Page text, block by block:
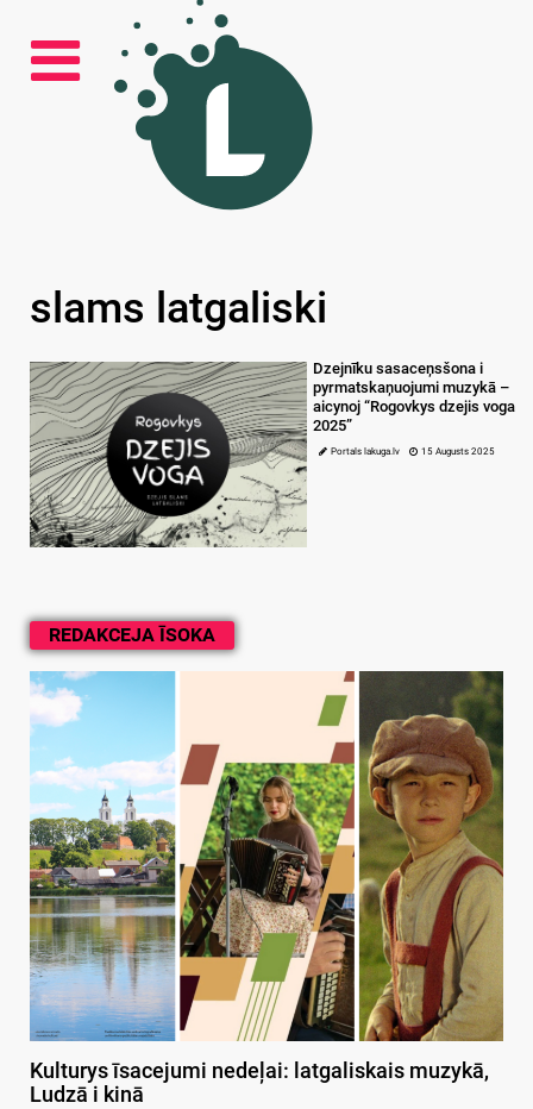
REDAKCEJA ĪSOKA
Kulturys īsacejumi nedeļai: latgaliskais muzykā,
Ludzā i kinā
slams latgaliski
Dzejnīku sasaceņsšona i
pyrmatskaņuojumi muzykā –
aicynoj “Rogovkys dzejis voga
2025”
Portals lakuga.lv 15 Augusts 2025